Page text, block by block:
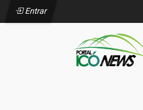
Entrar